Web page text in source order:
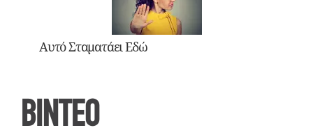
Αυτό Σταματάει Εδώ
ΒΙΝΤΕΟ